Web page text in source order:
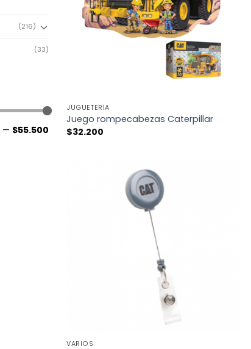
(216)
(33)
— $55.500
JUGUETERÍA
Juego rompecabezas Caterpillar
$32.200
VARIOS